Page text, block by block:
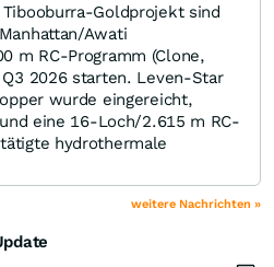
Goldprojekt sind
Awati
m RC-Programm (Clone,
2026 starten. Leven-Star
wurde eingereicht,
eine 16-Loch/2.615 m RC-
hydrothermale
weitere Nachrichten »